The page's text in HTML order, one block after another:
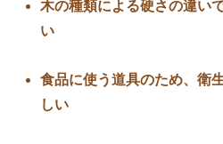
木の種類による硬さの違い
い
食品に使う道具のため、衛
しい